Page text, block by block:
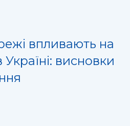
впливають на
Україні: висновки